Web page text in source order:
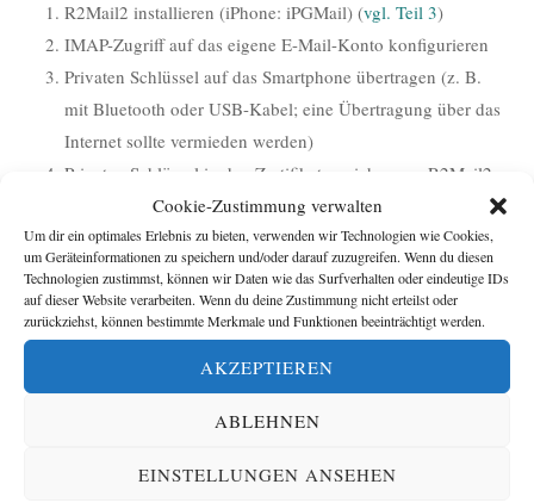
Cookie-Zustimmung verwalten
Um dir ein optimales Erlebnis zu bieten, verwenden wir Technologien wie Cookies,
um Geräteinformationen zu speichern und/oder darauf zuzugreifen. Wenn du diesen
Technologien zustimmst, können wir Daten wie das Surfverhalten oder eindeutige IDs
auf dieser Website verarbeiten. Wenn du deine Zustimmung nicht erteilst oder
zurückziehst, können bestimmte Merkmale und Funktionen beeinträchtigt werden.
AKZEPTIEREN
ABLEHNEN
EINSTELLUNGEN ANSEHEN
R2Mail2 installieren (iPhone: iPGMail) (vgl. Teil 3)
IMAP-Zugriff auf das eigene E-Mail-Konto konfigurieren
Privaten Schlüssel auf das Smartphone übertragen (z. B.
mit Bluetooth oder USB-Kabel; eine Übertragung über das
Internet sollte vermieden werden)
Privaten Schlüssel in den Zertifikatsspeicher von R2Mail2
(bzw. das entsprechende Modul in iPGMail) importieren
Schritt 3 (optional): Eingangsverschlüsselung aktivieren
Diese Möglichkeit bieten nach meinem Wissensstand aktuell
mailbox.org(vgl. Teil 4), beide mit Sitz in
Berlin. Auch der Anbieterstartmail.com(Sitz: Niederlande)
verfügt über sehr hohe Sicherheitsstandards und setzt bei der